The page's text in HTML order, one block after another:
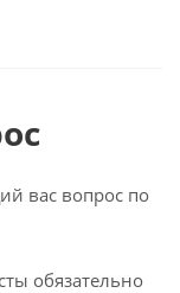
вас вопрос по
обязательно